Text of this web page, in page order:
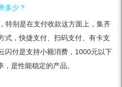
多少？
特别是在支付收款这方面上，集齐
式，快捷支付、扫码支付、有卡支
闪付是支持小额消费，1000元以下
是性能稳定的产品。